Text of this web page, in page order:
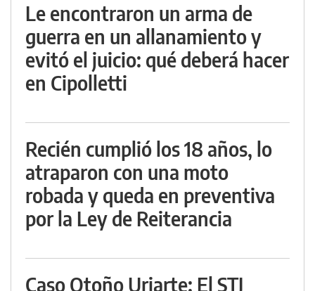
Le encontraron un arma de
guerra en un allanamiento y
evitó el juicio: qué deberá hacer
en Cipolletti
Recién cumplió los 18 años, lo
atraparon con una moto
robada y queda en preventiva
por la Ley de Reiterancia
Caso Otoño Uriarte: El STJ